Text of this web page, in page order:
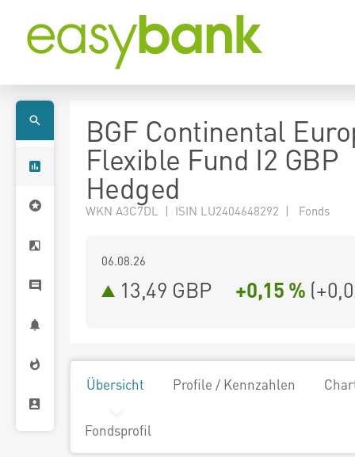
BGF Continental
Flexible Fund I2 GBP
Hedged
WKN A3C7DL | ISIN LU2404648292 | Fonds
06.08.26
13,49 GBP +0,15 % (
Übersicht Profile / Kennzahlen
Fondsprofil